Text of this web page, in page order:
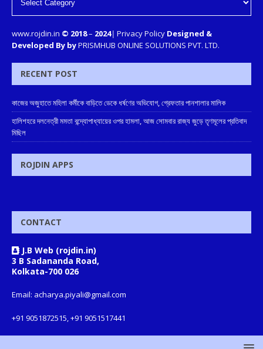
www.rojdin.in © 2018– 2024| Privacy Policy Designed &
Developed By byPRISMHUB ONLINE SOLUTIONS PVT. LTD.
RECENT POST
কাজের অজুহাতে মহিলা কর্মীকে বাড়িতে ডেকে ধর্ষণের অভিযোগ, গ্রেফতার পানশালার মালিক
হালিশহরে দলনেত্রী মমতা বন্দ্যোপাধ্যায়ের ওপর হামলা, আজ সোমবার রাজ্য জুড়ে তৃণমূলের প্রতিবাদ
মিছিল
ROJDIN APPS
CONTACT
J.B Web (rojdin.in)
3 B Sadananda Road,
Kolkata-700 026
Email: acharya.piyali@gmail.com
+91 9051872515, +91 9051517441